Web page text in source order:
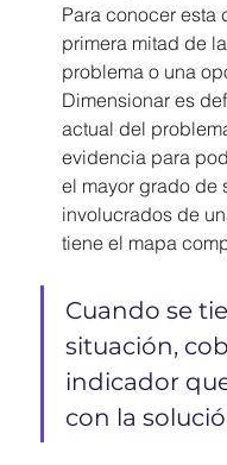
Para conocer esta
primera mitad de
problema o una
Dimensionar es
actual del
evidencia para
el mayor grado de
involucrados de
tiene el mapa
Cuando se
situación,
indicador
con la